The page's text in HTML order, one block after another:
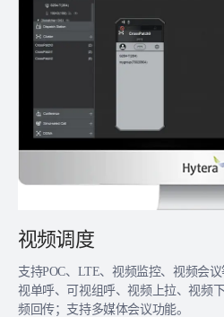
视频调度
支持POC、LTE、视频监控、视频会
视单呼、可视组呼、视频上拉、视频
频回传；支持多媒体会议功能。